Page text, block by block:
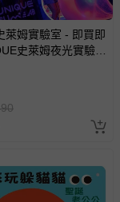
貨，而該訂單保
動贈品亦需一併退
用七天鑑賞期/猶
將逾期（例如生鮮
貼等）。
使用，則酌收整
萊姆實驗室 - 即買即
史萊姆夜光實驗室
換，逾期作廢) (大
價(3歲以上需購票))